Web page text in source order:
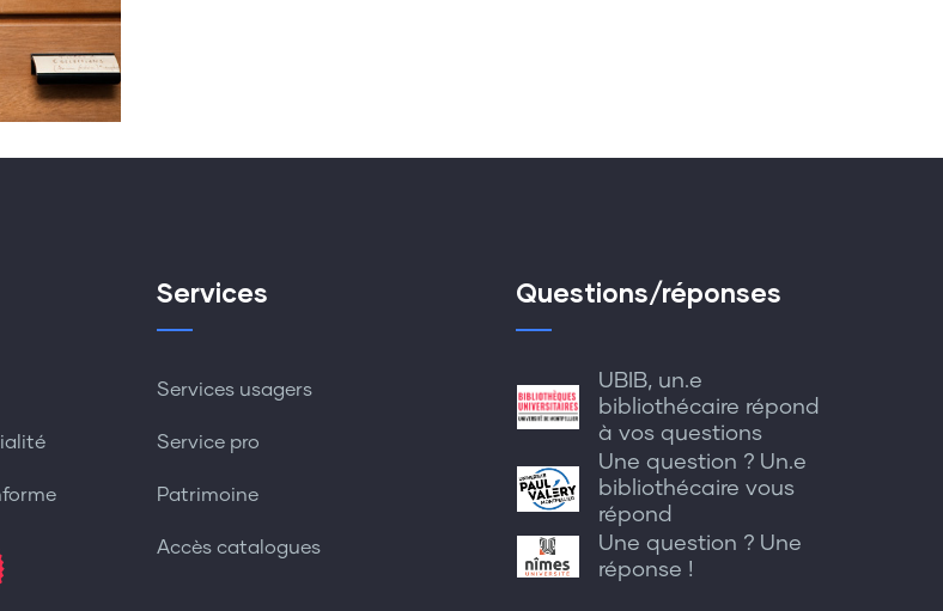
Services
Services usagers
Service pro
Patrimoine
Accès catalogues
Questions/réponses
UBIB, un.e
bibliothécaire répond
à vos questions
Une question ? Un.e
bibliothécaire vous
répond
Une question ? Une
réponse !